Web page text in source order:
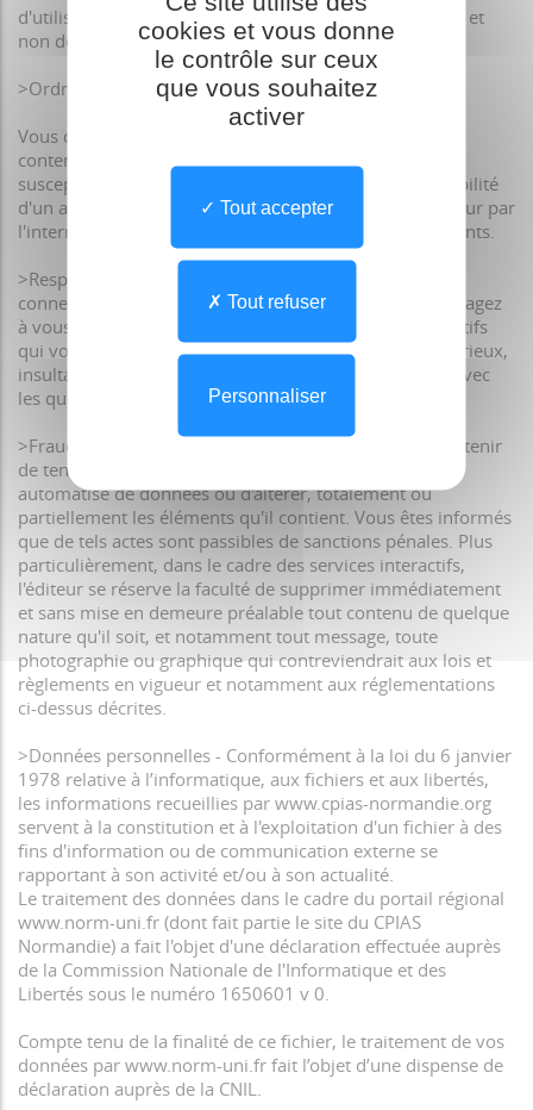
d'utiliser ces bases de données dans un cadre anormal et
non défini par ces conditions d'utilisation
>Ordre public
Vous devez respecter la réglementation en matière de
contenu pornographique, raciste ou illicite qui serait
susceptible de porter atteinte à l'intégrité ou à la sensibilité
d'un autre internaute ou à l'image de marque de l'éditeur par
l'intermédiaire de messages, textes ou images provocants.
>Respect de la vie privée des personnes, internautes
connectés sur le site ou tiers - A ce titre, vous vous engagez
à vous abstenir de diffuser au sein des services interactifs
qui vous sont proposés, des messages à caractère injurieux,
insultant, dénigrant, dégradant ou n'ayant aucun lien avec
les questions abordées.
>Fraude informatique - A ce titre, vous devez vous abstenir
de tenter une intrusion dans un système de traitement
automatisé de données ou d'altérer, totalement ou
partiellement les éléments qu'il contient. Vous êtes informés
que de tels actes sont passibles de sanctions pénales. Plus
particulièrement, dans le cadre des services interactifs,
l'éditeur se réserve la faculté de supprimer immédiatement
et sans mise en demeure préalable tout contenu de quelque
nature qu'il soit, et notamment tout message, toute
photographie ou graphique qui contreviendrait aux lois et
règlements en vigueur et notamment aux réglementations
ci-dessus décrites.
>Données personnelles - Conformément à la loi du 6 janvier
1978 relative à l’informatique, aux fichiers et aux libertés,
les informations recueillies par www.cpias-normandie.org
servent à la constitution et à l'exploitation d'un fichier à des
fins d'information ou de communication externe se
rapportant à son activité et/ou à son actualité.
Le traitement des données dans le cadre du portail régional
www.norm-uni.fr (dont fait partie le site du CPIAS
Normandie) a fait l'objet d'une déclaration effectuée auprès
de la Commission Nationale de l'Informatique et des
Libertés sous le numéro 1650601 v 0.
Compte tenu de la finalité de ce fichier, le traitement de vos
données par www.norm-uni.fr fait l’objet d’une dispense de
déclaration auprès de la CNIL.
cookies et vous donne
le contrôle sur ceux
que vous souhaitez
activer
Tout accepter
Tout refuser
Personnaliser